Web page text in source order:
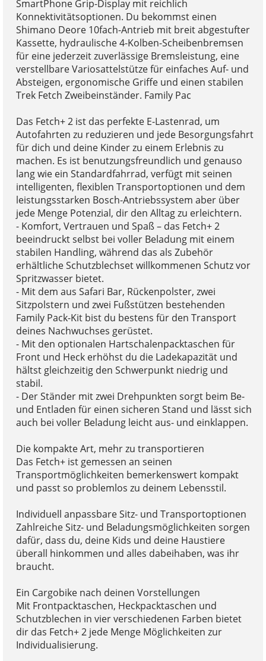
SmartPhone Grip-Display mit reichlich
Konnektivitätsoptionen. Du bekommst einen
Shimano Deore 10fach-Antrieb mit breit abgestufter
Kassette, hydraulische 4-Kolben-Scheibenbremsen
für eine jederzeit zuverlässige Bremsleistung, eine
verstellbare Variosattelstütze für einfaches Auf- und
Absteigen, ergonomische Griffe und einen stabilen
Trek Fetch Zweibeinständer. Family Pac
Das Fetch+ 2 ist das perfekte E-Lastenrad, um
Autofahrten zu reduzieren und jede Besorgungsfahrt
für dich und deine Kinder zu einem Erlebnis zu
machen. Es ist benutzungsfreundlich und genauso
lang wie ein Standardfahrrad, verfügt mit seinen
intelligenten, flexiblen Transportoptionen und dem
leistungsstarken Bosch-Antriebssystem aber über
jede Menge Potenzial, dir den Alltag zu erleichtern.
- Komfort, Vertrauen und Spaß – das Fetch+ 2
beeindruckt selbst bei voller Beladung mit einem
stabilen Handling, während das als Zubehör
erhältliche Schutzblechset willkommenen Schutz vor
Spritzwasser bietet.
- Mit dem aus Safari Bar, Rückenpolster, zwei
Sitzpolstern und zwei Fußstützen bestehenden
Family Pack-Kit bist du bestens für den Transport
deines Nachwuchses gerüstet.
- Mit den optionalen Hartschalenpacktaschen für
Front und Heck erhöhst du die Ladekapazität und
hältst gleichzeitig den Schwerpunkt niedrig und
stabil.
- Der Ständer mit zwei Drehpunkten sorgt beim Be-
und Entladen für einen sicheren Stand und lässt sich
auch bei voller Beladung leicht aus- und einklappen.
Die kompakte Art, mehr zu transportieren
Das Fetch+ ist gemessen an seinen
Transportmöglichkeiten bemerkenswert kompakt
und passt so problemlos zu deinem Lebensstil.
Individuell anpassbare Sitz- und Transportoptionen
Zahlreiche Sitz- und Beladungsmöglichkeiten sorgen
dafür, dass du, deine Kids und deine Haustiere
überall hinkommen und alles dabeihaben, was ihr
braucht.
Ein Cargobike nach deinen Vorstellungen
Mit Frontpacktaschen, Heckpacktaschen und
Schutzblechen in vier verschiedenen Farben bietet
dir das Fetch+ 2 jede Menge Möglichkeiten zur
Individualisierung.